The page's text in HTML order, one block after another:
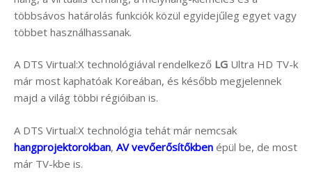
többsávos határolás funkciók közül egyidejűleg egyet vagy
többet használhassanak.
A DTS Virtual:X technológiával rendelkező LG Ultra HD TV-k
már most kaphatóak Koreában, és később megjelennek
majd a világ többi régióiban is.
A DTS Virtual:X technológia tehát már nemcsak
hangprojektorokban, AV vevőerősítőkben épül be, de most
már TV-kbe is.